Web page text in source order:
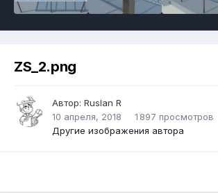
ZS_2.png
Автор: Ruslan R
10 апреля, 2018
1 897 просмотров
Другие изображения автора